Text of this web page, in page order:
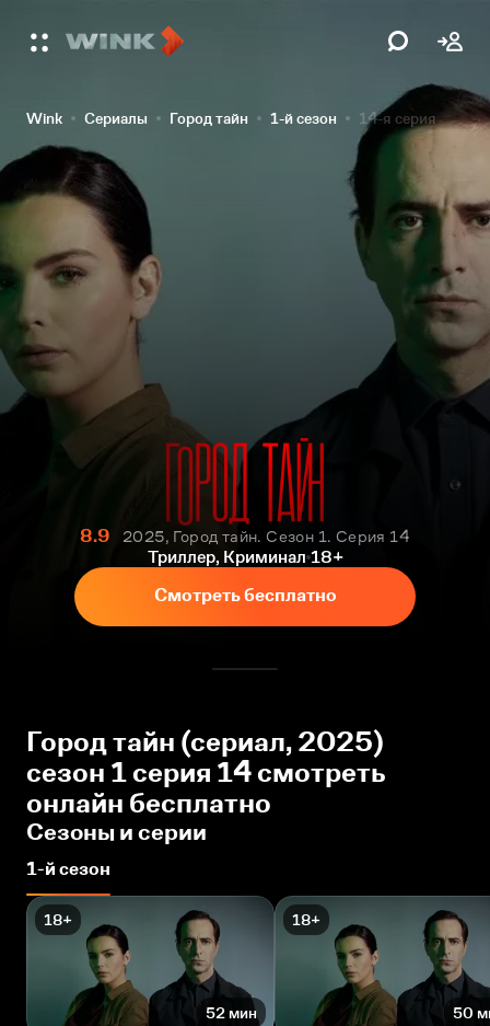
Wink Сериалы Город тайн 1-й сезон 14-я серия
8.9
2025, Город тайн. Сезон 1. Серия 14
Триллер, Криминал 18+
Смотреть бесплатно
Город тайн (сериал, 2025)
сезон 1 серия 14 смотреть
онлайн бесплатно
Сезоны и серии
1-й сезон
18+
52 мин
18+
50